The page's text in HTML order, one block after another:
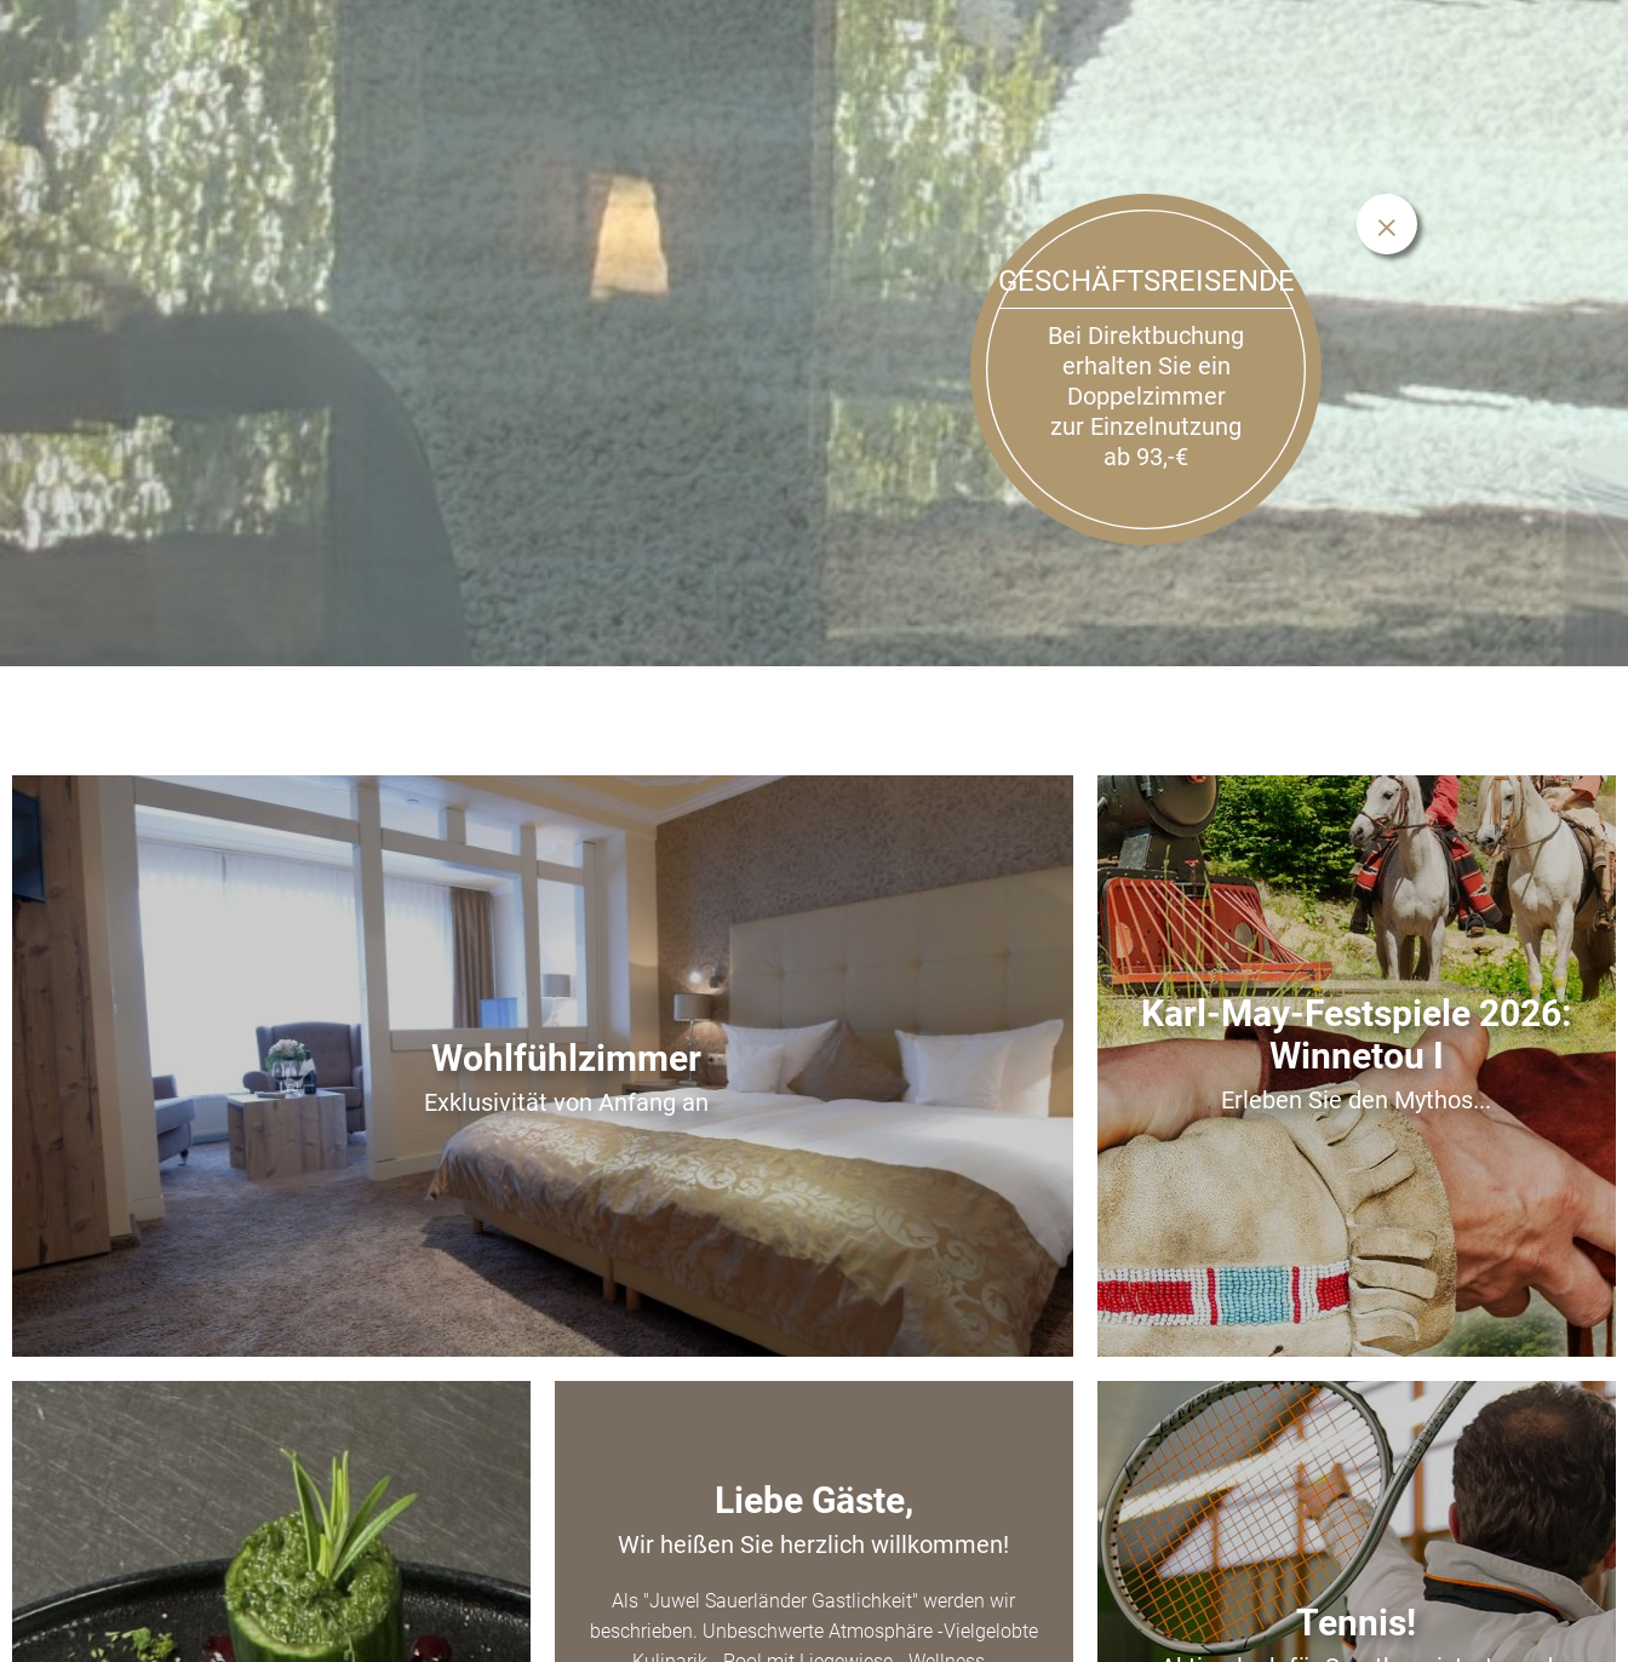
GESCHÄFTSREISENDE
Bei Direktbuchung
erhalten Sie ein
Doppelzimmer
zur Einzelnutzung
ab 93,-€
Wohlfühlzimmer
Exklusivität von Anfang an
Karl-May-Festspiele 2026:
Winnetou I
Erleben Sie den Mythos...
Liebe Gäste,
Wir heißen Sie herzlich willkommen!
Als "Juwel Sauerländer Gastlichkeit" werden wir
beschrieben. Unbeschwerte Atmosphäre -Vielgelobte
Tennis!